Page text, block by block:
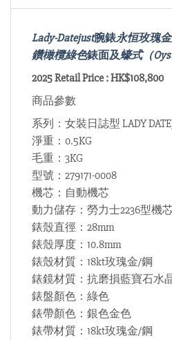
Lady-Datejust腕錶永恒玫瑰
鑽橄欖綠色錶面及蠔式（
2025 Retail Price : HK$108,800
商品參數
系列：女裝日誌型 LADY
淨重：0.5KG
毛重：3KG
型號：279171-0008
機芯：自動機芯
動力儲存：勞力士2236型機
錶殼直徑：28mm
錶殼厚度：10.8mm
錶殼材質：18kt玫瑰金/鋼
錶鏡材質：抗磨損藍寶石水
錶盤顏色：綠色
錶帶顏色：銀色金色
錶帶材質：18kt玫瑰金/鋼